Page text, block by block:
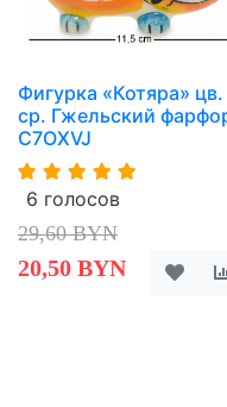
Фигурка «Котяра» цв.
ср. Гжельский
C7OXVJ
6 голосов
29,60 BYN
20,50 BYN